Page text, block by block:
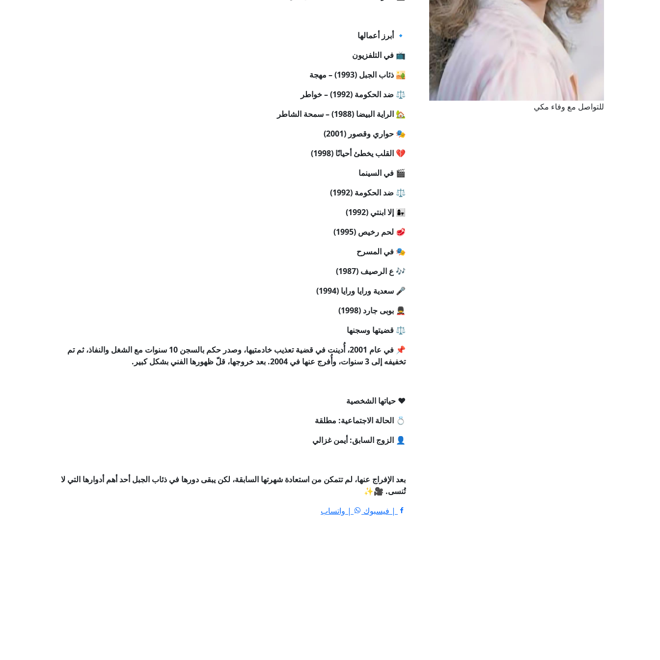
للتواصل مع وفاء مكي
🔹 أبرز أعمالها
📺 في التلفزيون
🏜 ذئاب الجبل (1993) – مهجة
⚖ ضد الحكومة (1992) – خواطر
🏡 الراية البيضا (1988) – سمحة الشاطر
🎭 حواري وقصور (2001)
💔 القلب يخطئ أحيانًا (1998)
🎬 في السينما
⚖ ضد الحكومة (1992)
👩‍👧 إلا ابنتي (1992)
🥩 لحم رخيص (1995)
🎭 في المسرح
🎶 ع الرصيف (1987)
🎤 سعدية ورايا ورايا (1994)
💂‍♂️ بوبى جارد (1998)
⚖ قضيتها وسجنها
📌 في عام 2001، أُدينت في قضية تعذيب خادمتيها، وصدر حكم بالسجن 10 سنوات مع الشغل والنفاذ، ثم تم
تخفيفه إلى 3 سنوات، وأُفرج عنها في 2004. بعد خروجها، قلّ ظهورها الفني بشكل كبير.
❤️ حياتها الشخصية
💍 الحالة الاجتماعية: مطلقة
👤 الزوج السابق: أيمن غزالي
بعد الإفراج عنها، لم تتمكن من استعادة شهرتها السابقة، لكن يبقى دورها في ذئاب الجبل أحد أهم أدوارها التي لا
تُنسى. 🎥✨
| فيسبوك
| واتساب